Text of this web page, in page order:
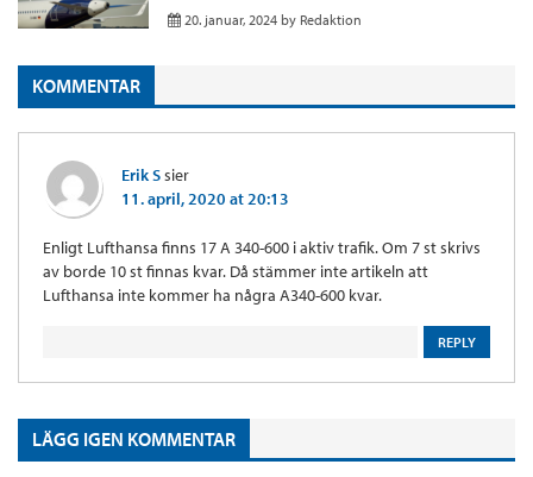
20. januar, 2024 by Redaktion
KOMMENTAR
Erik Ssier
11. april, 2020 at 20:13
Enligt Lufthansa finns 17 A 340-600 i aktiv trafik. Om 7 st skrivs
av borde 10 st finnas kvar. Då stämmer inte artikeln att
Lufthansa inte kommer ha några A340-600 kvar.
REPLY
LÄGG IGEN KOMMENTAR